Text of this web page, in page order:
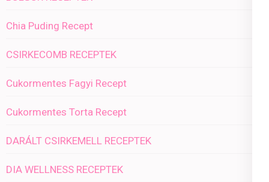
Chia Puding Recept
CSIRKECOMB RECEPTEK
Cukormentes Fagyi Recept
Cukormentes Torta Recept
DARÁLT CSIRKEMELL RECEPTEK
DIA WELLNESS RECEPTEK